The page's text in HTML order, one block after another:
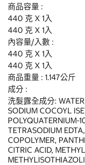
商品容量 :
440 克 X 1入
440 克 X 1入
內容量/入數 :
440 克 X 1入
440 克 X 1入
商品重量 : 1.147公斤
成分 :
洗髮露全成分:
SODIUM COCOYL
POLYQUATERNIUM-
TETRASODIUM
COPOLYMER,
CITRIC ACID,